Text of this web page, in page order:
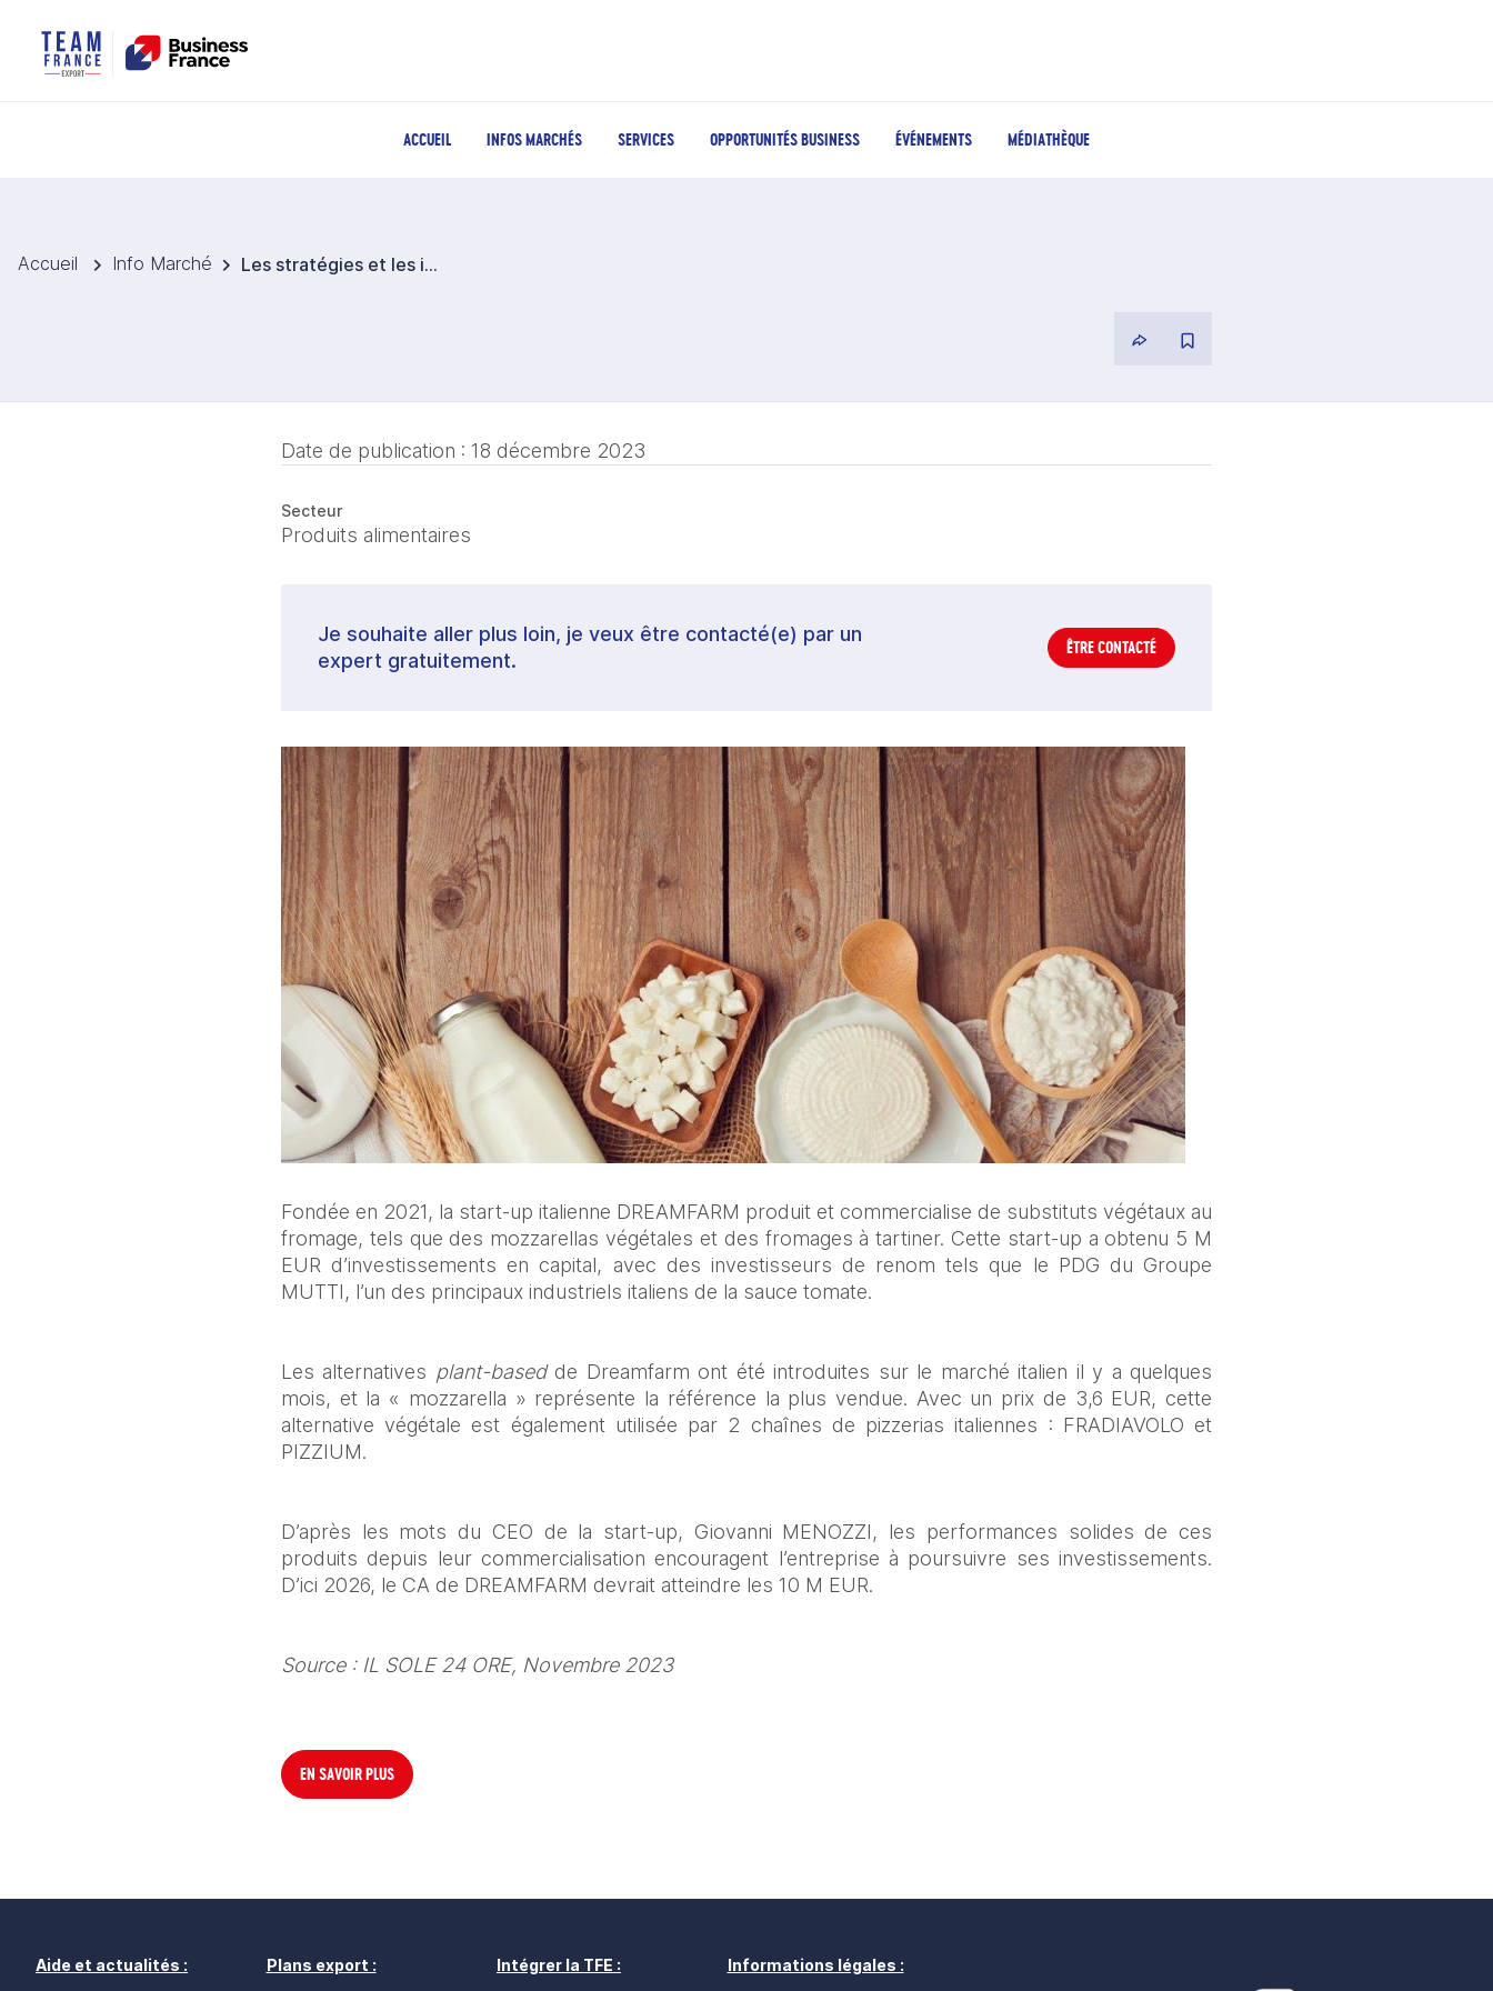
ACCUEIL INFOS MARCHÉS SERVICES OPPORTUNITÉS BUSINESS ÉVÉNEMENTS MÉDIATHÈQUE
Accueil Info Marché Les stratégies et les innovations de la start-up italienne DREAMFARM
Date de publication : 18 décembre 2023
Secteur
Produits alimentaires
Je souhaite aller plus loin, je veux être contacté(e) par un
expert gratuitement.
ÊTRE CONTACTÉ
Fondée en 2021, la start-up italienne DREAMFARM produit et commercialise de substituts végétaux au
fromage, tels que des mozzarellas végétales et des fromages à tartiner. Cette start-up a obtenu 5 M
EUR d’investissements en capital, avec des investisseurs de renom tels que le PDG du Groupe
MUTTI, l’un des principaux industriels italiens de la sauce tomate.
Les alternatives plant-based de Dreamfarm ont été introduites sur le marché italien il y a quelques
mois, et la « mozzarella » représente la référence la plus vendue. Avec un prix de 3,6 EUR, cette
alternative végétale est également utilisée par 2 chaînes de pizzerias italiennes : FRADIAVOLO et
PIZZIUM.
D’après les mots du CEO de la start-up, Giovanni MENOZZI, les performances solides de ces
produits depuis leur commercialisation encouragent l’entreprise à poursuivre ses investissements.
D’ici 2026, le CA de DREAMFARM devrait atteindre les 10 M EUR.
Source : IL SOLE 24 ORE, Novembre 2023
EN SAVOIR PLUS
Aide et actualités : Plans export : Intégrer la TFE : Informations légales :